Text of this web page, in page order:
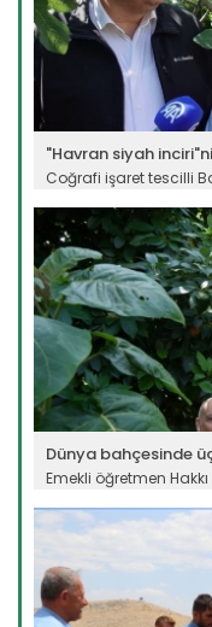
"Havran siyah
Coğrafi işaret tescilli
Devamını Oku ->
Dünya bahçesinde
Emekli öğretmen
Devamını Oku ->